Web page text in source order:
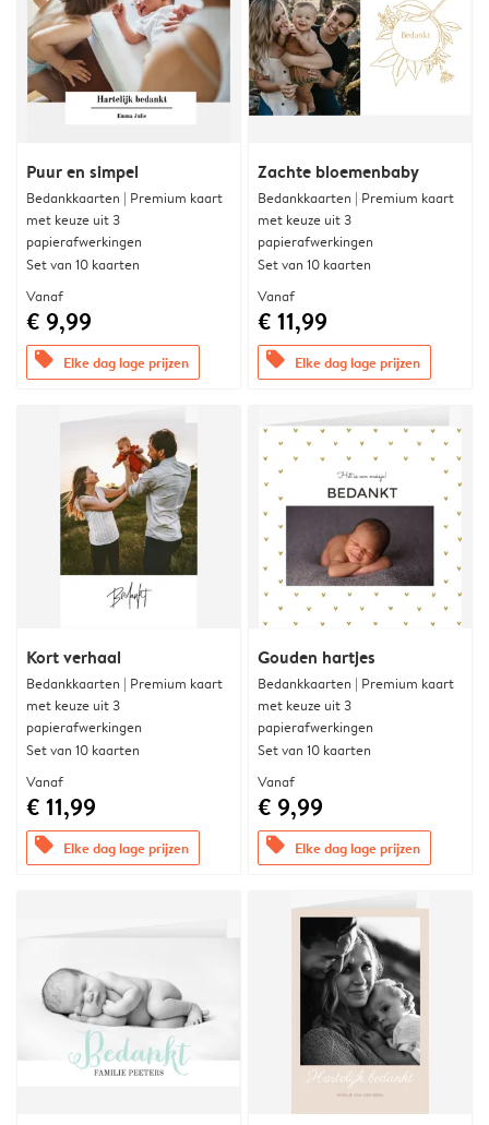
Puur en simpel
Bedankkaarten | Premium kaart
met keuze uit 3
papierafwerkingen
Set van 10 kaarten
Vanaf
€ 9,99
offers Elke dag lage prijzen
Zachte bloemenbaby
Bedankkaarten | Premium kaart
met keuze uit 3
papierafwerkingen
Set van 10 kaarten
Vanaf
€ 11,99
offers Elke dag lage prijzen
Kort verhaal
Bedankkaarten | Premium kaart
met keuze uit 3
papierafwerkingen
Set van 10 kaarten
Vanaf
€ 11,99
offers Elke dag lage prijzen
Gouden hartjes
Bedankkaarten | Premium kaart
met keuze uit 3
papierafwerkingen
Set van 10 kaarten
Vanaf
€ 9,99
offers Elke dag lage prijzen